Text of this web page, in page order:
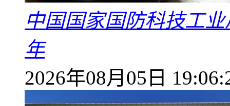
中国国家国防科技工
年
2026年08月05日